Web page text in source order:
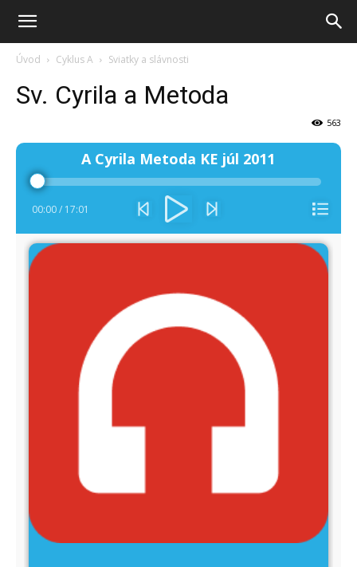
Úvod Cyklus A Sviatky a slávnosti
Sv. Cyrila a Metoda
563
Audio
A Cyrila Metoda KE júl 2011
00:00/ 17:01